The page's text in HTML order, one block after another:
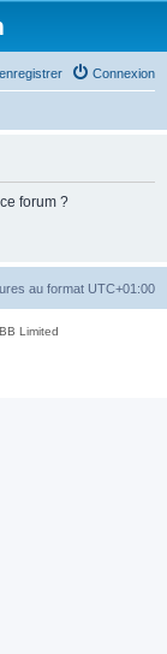
Connexion
forum ?
au format UTC+01:00
Limited